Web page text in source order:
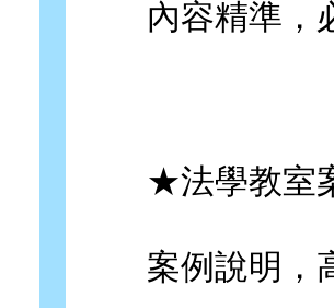
內容精準，
★法學教室案
案例說明，